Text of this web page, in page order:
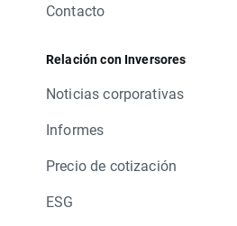
Contacto
Relación con Inversores
Noticias corporativas
Informes
Precio de cotización
ESG